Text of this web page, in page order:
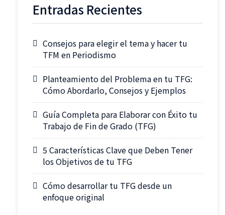
Entradas Recientes
Consejos para elegir el tema y hacer tu
TFM en Periodismo
Planteamiento del Problema en tu TFG:
Cómo Abordarlo, Consejos y Ejemplos
Guía Completa para Elaborar con Éxito tu
Trabajo de Fin de Grado (TFG)
5 Características Clave que Deben Tener
los Objetivos de tu TFG
Cómo desarrollar tu TFG desde un
enfoque original